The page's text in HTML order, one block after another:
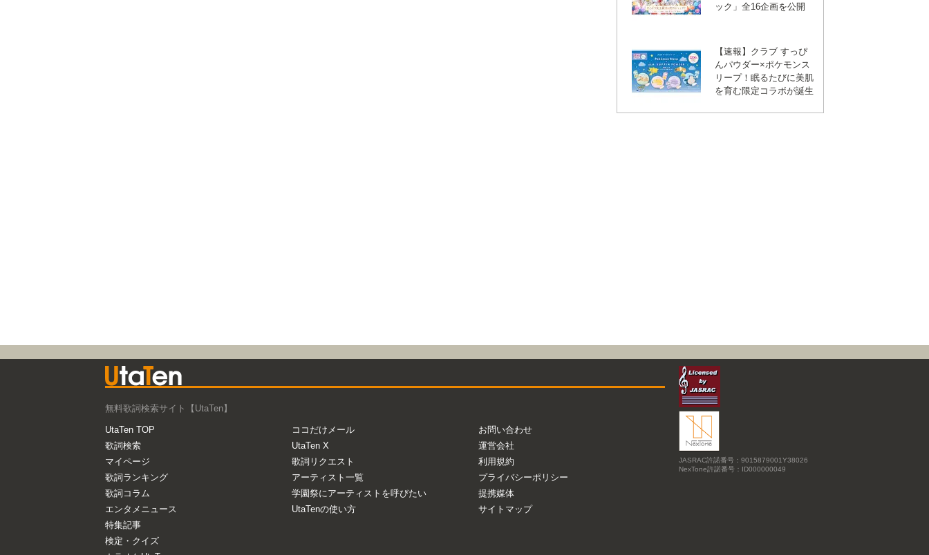
ック」全16企画を公開
【速報】クラブ すっぴ
んパウダー×ポケモンス
リープ！眠るたびに美肌
を育む限定コラボが誕生
無料歌詞検索サイト【UtaTen】
UtaTen TOP
歌詞検索
マイページ
歌詞ランキング
歌詞コラム
エンタメニュース
特集記事
検定・クイズ
ココだけメール
UtaTen X
歌詞リクエスト
アーティスト一覧
学園祭にアーティストを呼びたい
UtaTenの使い方
お問い合わせ
運営会社
利用規約
プライバシーポリシー
提携媒体
サイトマップ
JASRAC許諾番号：9015879001Y38026
NexTone許諾番号：ID000000049